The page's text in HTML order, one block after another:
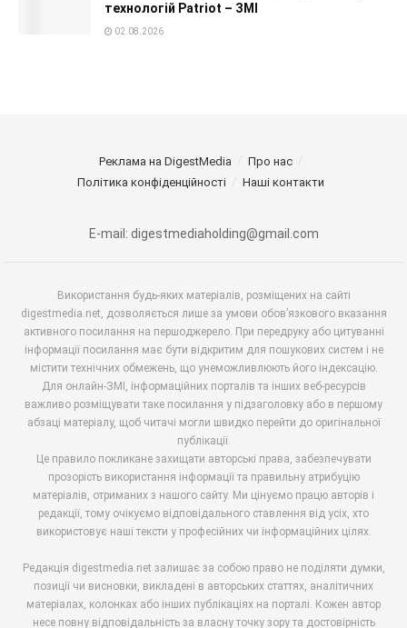
технологій Patriot – ЗМІ
02.08.2026
Реклама на DigestMedia
Про нас
Політика конфіденційності
Наші контакти
E-mail: digestmediaholding@gmail.com
Використання будь-яких матеріалів, розміщених на сайті
digestmedia.net, дозволяється лише за умови обов’язкового вказання
активного посилання на першоджерело. При передруку або цитуванні
інформації посилання має бути відкритим для пошукових систем і не
містити технічних обмежень, що унеможливлюють його індексацію.
Для онлайн-ЗМІ, інформаційних порталів та інших веб-ресурсів
важливо розміщувати таке посилання у підзаголовку або в першому
абзаці матеріалу, щоб читачі могли швидко перейти до оригінальної
публікації.
Це правило покликане захищати авторські права, забезпечувати
прозорість використання інформації та правильну атрибуцію
матеріалів, отриманих з нашого сайту. Ми цінуємо працю авторів і
редакції, тому очікуємо відповідального ставлення від усіх, хто
використовує наші тексти у професійних чи інформаційних цілях.
Редакція digestmedia.net залишає за собою право не поділяти думки,
позиції чи висновки, викладені в авторських статтях, аналітичних
матеріалах, колонках або інших публікаціях на порталі. Кожен автор
несе повну відповідальність за власну точку зору та достовірність